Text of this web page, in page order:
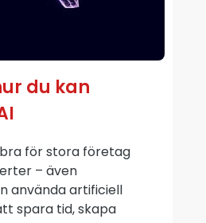
du kan
för stora företag
– även
använda artificiell
spara tid, skapa